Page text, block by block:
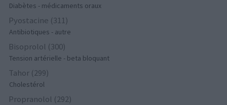
Diabètes - médicaments oraux
Pyostacine (311)
Antibiotiques - autre
Bisoprolol (300)
Tension artérielle - beta bloquant
Tahor (299)
Cholestérol
Propranolol (292)